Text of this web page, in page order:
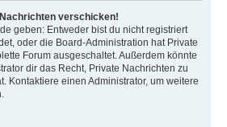
verschicken!
geben: Entweder bist du nicht registriert
oder die Board-Administration hat Private
Forum ausgeschaltet. Außerdem könnte
dir das Recht, Private Nachrichten zu
Kontaktiere einen Administrator, um weitere